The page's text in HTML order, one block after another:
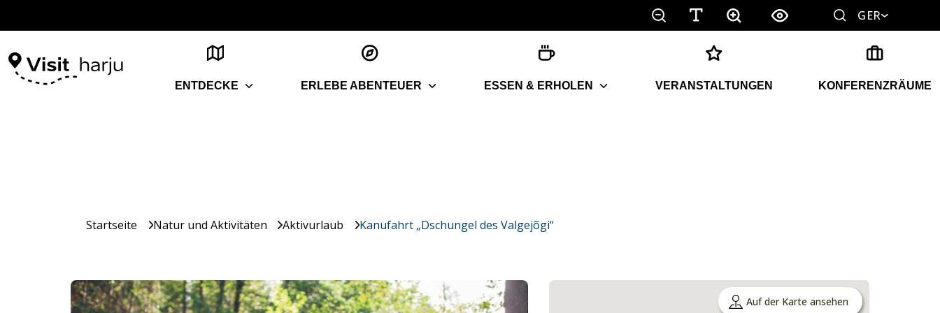
GER
ENTDECKE ERLEBE ABENTEUER ESSEN & ERHOLEN VERANSTALTUNGEN KONFERENZRÄUME
Startseite Natur und Aktivitäten Aktivurlaub Kanufahrt „Dschungel des Valgejõgi“
Auf der Karte ansehen